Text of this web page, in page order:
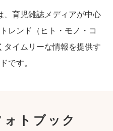
、育児雑誌メディアが中心
レンド（ヒト・モノ・コ
タイムリーな情報を提供す
です。
トブック